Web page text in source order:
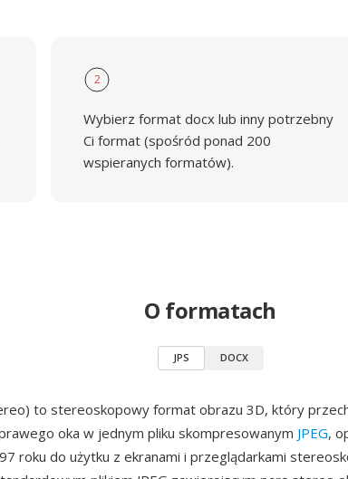
2
Wybierz format docx lub inny potrzebny
Ci format (spośród ponad 200
wspieranych formatów).
O formatach
JPS DOCX
to stereoskopowy format obrazu 3D, który
oka w jednym pliku skompresowanym JPEG,
roku do użytku z ekranami i przeglądarkami